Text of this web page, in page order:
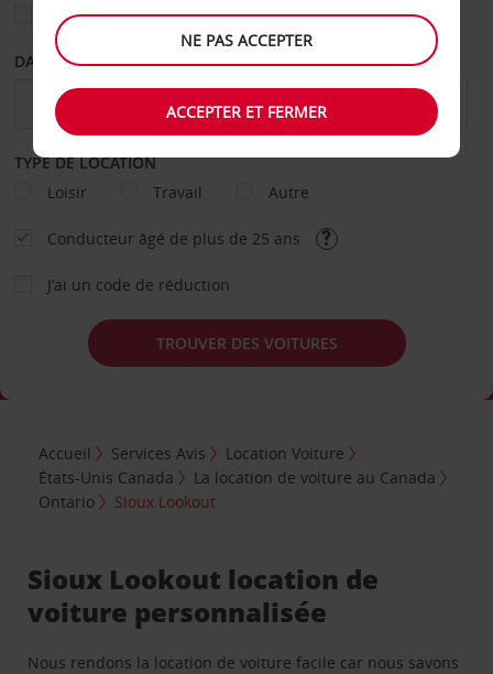
Sélectionnez une autre agence de retour
DATE DE DÉPART DATE DE RETOUR
TYPE DE LOCATION
Loisir
Travail Autre
Conducteur âgé de plus de 25 ans
J’ai un code de réduction
TROUVER DES VOITURES
Accueil Services Avis
Location Voiture
États-Unis Canada
La location de voiture au Canada
Ontario
Sioux Lookout
Sioux Lookout location de
voiture personnalisée
Nous rendons la location de voiture facile car nous savons
NE PAS ACCEPTER
ACCEPTER ET FERMER